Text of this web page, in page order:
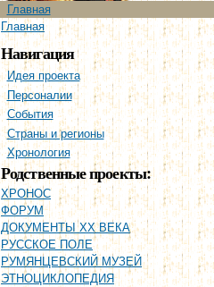
Главное меню
Главная
Вы здесь
Главная
Навигация
Идея проекта
Персоналии
События
Страны и регионы
Хронология
Родственные проекты:
ХРОНОС
ФОРУМ
ДОКУМЕНТЫ XX ВЕКА
РУССКОЕ ПОЛЕ
РУМЯНЦЕВСКИЙ МУЗЕЙ
ЭТНОЦИКЛОПЕДИЯ